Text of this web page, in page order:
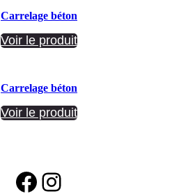
Carrelage béton
Voir le produit
Carrelage béton
Voir le produit
Facebook
Instagram